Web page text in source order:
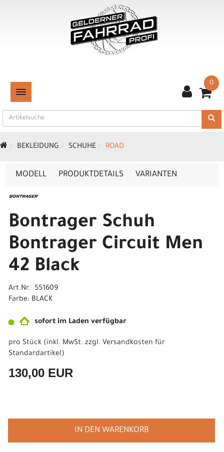
TOGGLE NAVIGATION
0
BEKLEIDUNG SCHUHE ROAD
MODELL PRODUKTDETAILS VARIANTEN
Bontrager Schuh
Bontrager Circuit Men
42 Black
Art.Nr. 551609
Farbe: BLACK
sofort im Laden verfügbar
pro Stück (inkl. MwSt. zzgl. Versandkosten für
Standardartikel)
130,00 EUR
IN DEN WARENKORB